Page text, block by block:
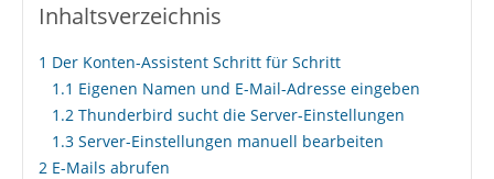
Inhaltsverzeichnis
1 Der Konten-Assistent Schritt für Schritt
1.1 Eigenen Namen und E-Mail-Adresse eingeben
1.2Thunderbird sucht die Server-Einstellungen
1.3Server-Einstellungen manuell bearbeiten
2 E-Mails abrufen